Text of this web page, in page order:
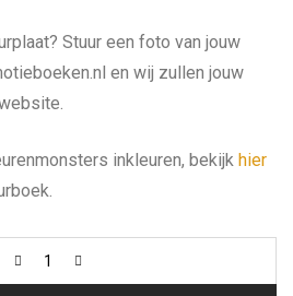
Stuur een foto van jouw
en wij zullen jouw
inkleuren, bekijk hier